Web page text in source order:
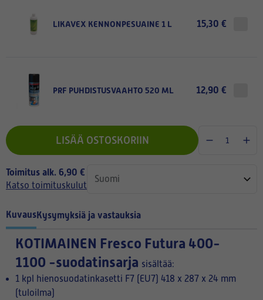
LIKAVEX KENNONPESUAINE 1 L 15,30 €
PRF PUHDISTUSVAAHTO 520 ML 12,90 €
LISÄÄ OSTOSKORIIN
Toimitus alk. 6,90 €
Katso toimituskulut
KuvausKysymyksiä ja vastauksia
KOTIMAINEN Fresco Futura 400-
1100 -suodatinsarja sisältää:
1 kpl hienosuodatinkasetti F7 (EU7) 418 x 287 x 24 mm
(tuloilma)